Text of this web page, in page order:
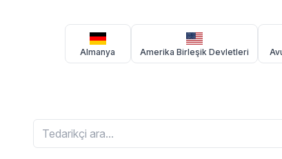
Almanya Amerika Birleşik Devletleri